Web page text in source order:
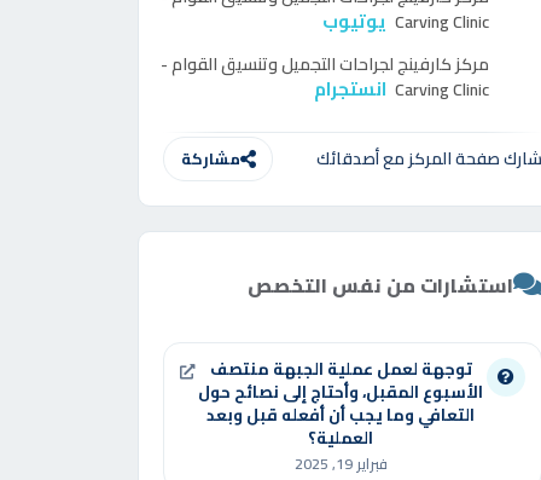
Carving Clinic يوتيوب
مركزكارفينج لجراحات التجميل وتنسيق القوام -
Carving Clinic انستجرام
شارك صفحة المركز مع أصدقائك مشاركة
استشارات من نفس التخصص
توجهة لعمل عملية الجبهة منتصف
الأسبوع المقبل، وأحتاج إلى نصائح حول
التعافي وما يجب أن أفعله قبل وبعد
العملية؟
فبراير 19, 2025